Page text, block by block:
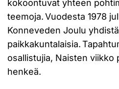
kokoontuvat yhteen
teemoja. Vuodesta 1978
Konneveden Joulu
paikkakuntalaisia.
osallistujia, Naisten viikko
henkeä.